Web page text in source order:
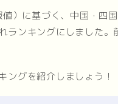
）に基づく、中国・四
ランキングにしました
ングを紹介しましょう！